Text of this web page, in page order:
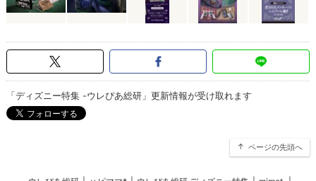
「ディズニー特集 -ウレぴあ総研」更新情報が受け取れます
ページの先頭へ